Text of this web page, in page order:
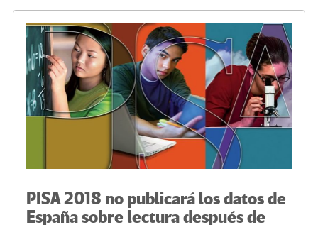
o
k
m n
ar
tir
PISA 2018 no publicará los datos de
España sobre lectura después de